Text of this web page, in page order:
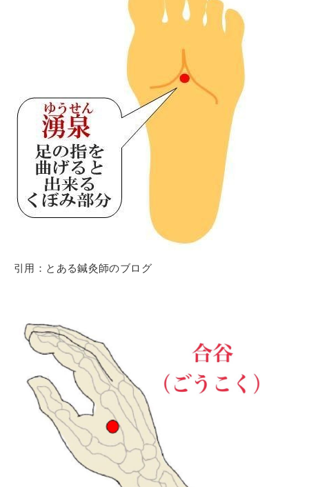
引用：とある鍼灸師のブログ